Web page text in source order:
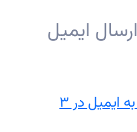
ارسال ایمیل
اتصال فرم وردپرس به ایمیل در ۳